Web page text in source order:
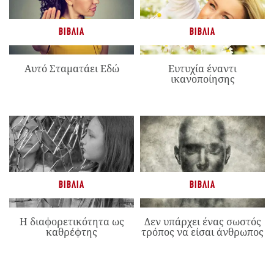
ΒΙΒΛΊΑ
Αυτό Σταματάει Εδώ
ΒΙΒΛΊΑ
Ευτυχία έναντι
ικανοποίησης
ΒΙΒΛΊΑ
Η διαφορετικότητα ως
καθρέφτης
ΒΙΒΛΊΑ
Δεν υπάρχει ένας σωστός
τρόπος να είσαι άνθρωπος